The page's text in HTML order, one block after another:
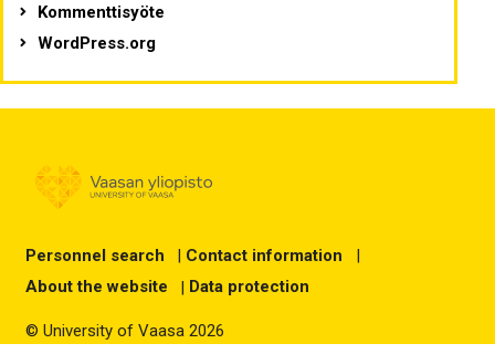
Kommenttisyöte
WordPress.org
Personnel search | Contact information
|
About the website
| Data protection
© University of Vaasa 2026